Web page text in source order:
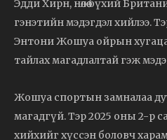
Эдди Хирн, нөлөө бүхий
гэнэтийн мэдэгдэл хийлээ.
Энтони Жошуа ойрын
тайлах магадлалтай гэж
Жошуа спортын замналаа
магадгүй. Тэр 2025 оны 2-р
хийхийг хүссэн боловч